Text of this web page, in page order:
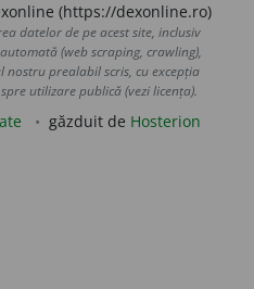
(https://dexonline.ro)
datelor de pe acest site, inclusiv
(web scraping, crawling),
prealabil scris, cu excepția
utilizare publică (vezi licența).
găzduit de Hosterion